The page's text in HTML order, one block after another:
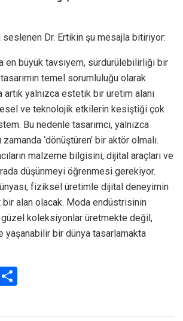
seslenen Dr. Ertikin şu mesajla bitiriyor:
en büyük tavsiyem, sürdürülebilirliği bir
temel sorumluluğu olarak
yalnızca estetik bir üretim alanı
ve teknolojik etkilerin kesiştiği çok
Bu nedenle tasarımcı, yalnızca
zamanda ‘dönüştüren’ bir aktör olmalı.
malzeme bilgisini, dijital araçları ve
düşünmeyi öğrenmesi gerekiyor.
fiziksel üretimle dijital deneyimin
alan olacak. Moda endüstrisinin
güzel koleksiyonlar üretmekte değil,
yaşanabilir bir dünya tasarlamakta